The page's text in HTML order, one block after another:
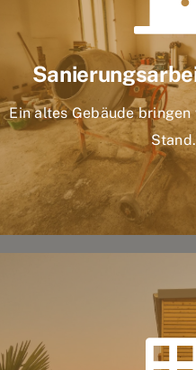
Ein altes Gebäude
Stand.